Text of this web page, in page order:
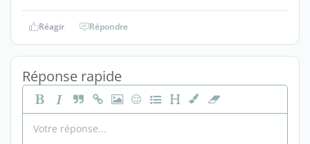
Réagir Répondre
Réponse rapide